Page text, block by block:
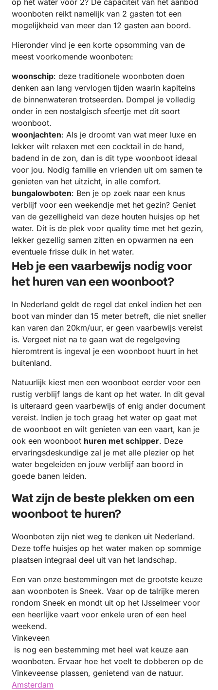
op het water voor 2? De capaciteit van het aanbod
woonboten reikt namelijk van 2 gasten tot een
mogelijkheid van meer dan 12 gasten aan boord.
Hieronder vind je een korte opsomming van de
meest voorkomende woonboten:
woonschip: deze traditionele woonboten doen
denken aan lang vervlogen tijden waarin kapiteins
de binnenwateren trotseerden. Dompel je volledig
onder in een nostalgisch sfeertje met dit soort
woonboot.
woonjachten: Als je droomt van wat meer luxe en
lekker wilt relaxen met een cocktail in de hand,
badend in de zon, dan is dit type woonboot ideaal
voor jou. Nodig familie en vrienden uit om samen te
genieten van het uitzicht, in alle comfort.
bungalowboten: Ben je op zoek naar een knus
verblijf voor een weekendje met het gezin? Geniet
van de gezelligheid van deze houten huisjes op het
water. Dit is de plek voor quality time met het gezin,
lekker gezellig samen zitten en opwarmen na een
eventuele frisse duik in het water.
Heb je een vaarbewijs nodig voor
het huren van een woonboot?
In Nederland geldt de regel dat enkel indien het een
boot van minder dan 15 meter betreft, die niet sneller
kan varen dan 20km/uur, er geen vaarbewijs vereist
is. Vergeet niet na te gaan wat de regelgeving
hieromtrent is ingeval je een woonboot huurt in het
buitenland.
Natuurlijk kiest men een woonboot eerder voor een
rustig verblijf langs de kant op het water. In dit geval
is uiteraard geen vaarbewijs of enig ander document
vereist. Indien je toch graag het water op gaat met
de woonboot en wilt genieten van een vaart, kan je
ook een woonboot huren met schipper. Deze
ervaringsdeskundige zal je met alle plezier op het
water begeleiden en jouw verblijf aan boord in
goede banen leiden.
Wat zijn de beste plekken om een
woonboot te huren?
Woonboten zijn niet weg te denken uit Nederland.
Deze toffe huisjes op het water maken op sommige
plaatsen integraal deel uit van het landschap.
Een van onze bestemmingen met de grootste keuze
aan woonboten is Sneek. Vaar op de talrijke meren
rondom Sneek en mondt uit op het IJsselmeer voor
een heerlijke vaart voor enkele uren of een heel
weekend.
Vinkeveen
is nog een bestemming met heel wat keuze aan
woonboten. Ervaar hoe het voelt te dobberen op de
Vinkeveense plassen, genietend van de natuur.
Amsterdam